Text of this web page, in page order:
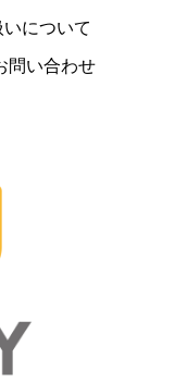
いについて
問い合わせ